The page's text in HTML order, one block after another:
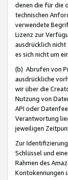
denen die für die
technischen
verwendete
Lizenz zur
ausdrücklich
es sich nicht um
(b) Abrufen von
ausdrückliche
wir über die
Nutzung von
API oder
Verantwortung
jeweiligen
Zur
Schlüssel und
Rahmen des
Kontokennungen